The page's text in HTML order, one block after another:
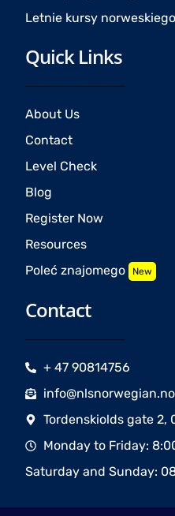
Letnie kursy norweskiego
Quick Links
About Us
Contact
Level Check
Blog
Register Now
Resources
Poleć znajomego New
Contact
+ 47 90814756
info@nlsnorwegian.no
Tordenskiolds gate 2,
Monday to Friday:
Saturday and Sunday: